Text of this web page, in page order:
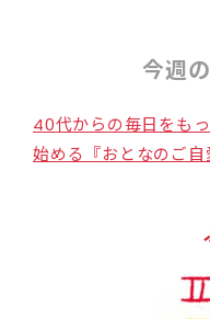
今週
40代からの毎日をも
始める『おとなのご自